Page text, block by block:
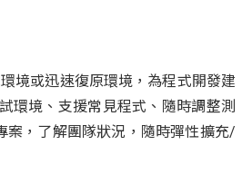
境或迅速復原環境，為程式開發建
環境、支援常見程式、隨時調整測
案，了解團隊狀況，隨時彈性擴充/